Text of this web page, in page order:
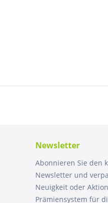
Newsletter
Abonnieren Sie den
Newsletter und
Neuigkeit oder
Prämiensystem für